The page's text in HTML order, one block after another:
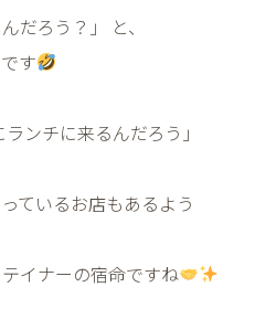
だろう？」 と、
す
ンチに来るんだろう」
ているお店もあるよう
イナーの宿命ですね